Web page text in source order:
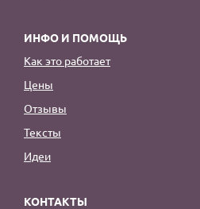
ИНФО И ПОМОЩЬ
Как это работает
Цены
Отзывы
Тексты
Идеи
КОНТАКТЫ